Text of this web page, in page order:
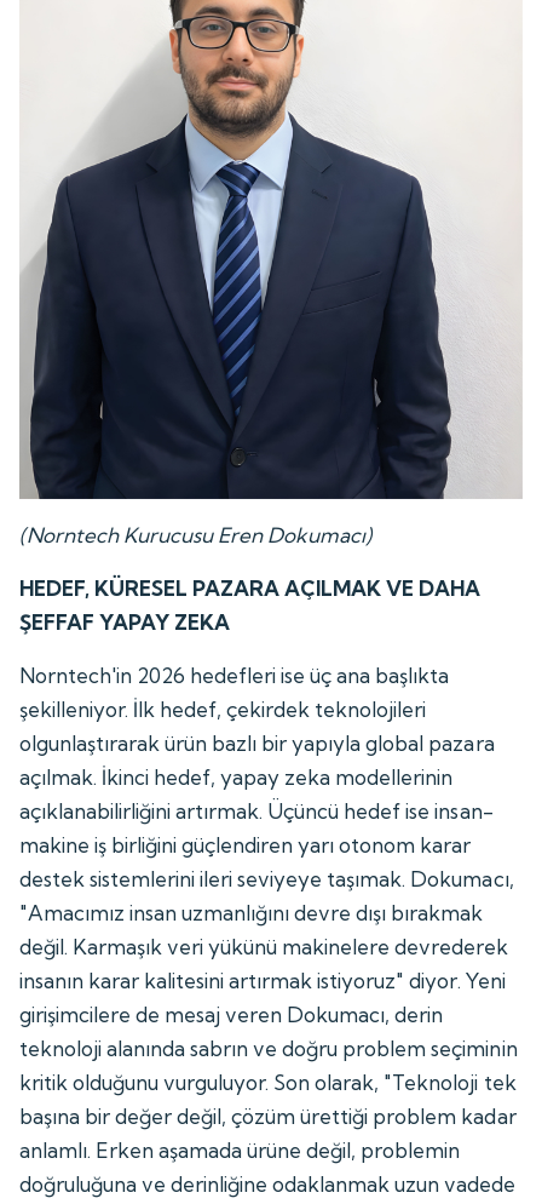
(Norntech Kurucusu Eren Dokumacı)
HEDEF, KÜRESEL PAZARA AÇILMAK VE DAHA
ŞEFFAF YAPAY ZEKA
Norntech'in 2026 hedefleri ise üç ana başlıkta
şekilleniyor. İlk hedef, çekirdek teknolojileri
olgunlaştırarak ürün bazlı bir yapıyla global pazara
açılmak. İkinci hedef, yapay zeka modellerinin
açıklanabilirliğini artırmak. Üçüncü hedef ise insan-
makine iş birliğini güçlendiren yarı otonom karar
destek sistemlerini ileri seviyeye taşımak. Dokumacı,
"Amacımız insan uzmanlığını devre dışı bırakmak
değil. Karmaşık veri yükünü makinelere devrederek
insanın karar kalitesini artırmak istiyoruz" diyor. Yeni
girişimcilere de mesaj veren Dokumacı, derin
teknoloji alanında sabrın ve doğru problem seçiminin
kritik olduğunu vurguluyor. Son olarak, "Teknoloji tek
başına bir değer değil, çözüm ürettiği problem kadar
anlamlı. Erken aşamada ürüne değil, problemin
doğruluğuna ve derinliğine odaklanmak uzun vadede